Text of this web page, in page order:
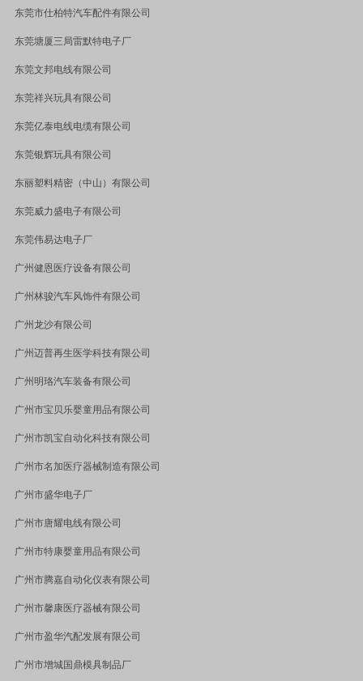
东莞市仕柏特汽车配件有限公司
东莞塘厦三局雷默特电子厂
东莞文邦电线有限公司
东莞祥兴玩具有限公司
东莞亿泰电线电缆有限公司
东莞银辉玩具有限公司
东丽塑料精密（中山）有限公司
东莞威力盛电子有限公司
东莞伟易达电子厂
广州健恩医疗设备有限公司
广州林骏汽车风饰件有限公司
广州龙沙有限公司
广州迈普再生医学科技有限公司
广州明珞汽车装备有限公司
广州市宝贝乐婴童用品有限公司
广州市凯宝自动化科技有限公司
广州市名加医疗器械制造有限公司
广州市盛华电子厂
广州市唐耀电线有限公司
广州市特康婴童用品有限公司
广州市腾嘉自动化仪表有限公司
广州市馨康医疗器械有限公司
广州市盈华汽配发展有限公司
广州市增城国鼎模具制品厂